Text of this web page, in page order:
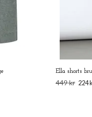
Ella shorts
449 kr 224